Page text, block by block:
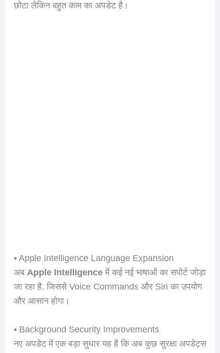
छोटा लेकिन बहुत काम का अपडेट है।
• Apple Intelligence Language Expansion
अब Apple Intelligenceमें कई नई भाषाओं का सपोर्ट जोड़ा
जा रहा है, जिससे Voice Commands और Siri का उपयोग
और आसान होगा।
• Background Security Improvements
नए अपडेट में एक बड़ा सुधार यह है कि अब कुछ सुरक्षा अपडेट्स